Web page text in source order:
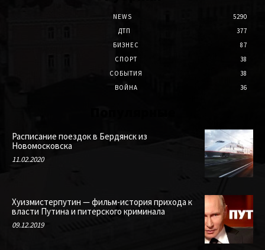
NEWS
5290
ДТП
377
БИЗНЕС
87
СПОРТ
38
СОБЫТИЯ
38
ВОЙНА
36
Расписание поездок в Бердянск из
Новомосковска
11.02.2020
Хуизмистерпутин — фильм-история прихода к
власти Путина и питерского криминала
09.12.2019